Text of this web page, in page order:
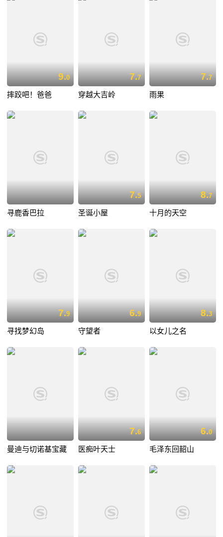
9.0
摔跤吧！爸爸
7.7
穿越大吉岭
7.7
雨果
寻鹿香巴拉
7.5
圣诞小屋
8.7
十月的天空
7.9
寻找梦幻岛
6.9
守望者
8.3
以女儿之名
曼迪与切诺基宝藏
7.6
医痴叶天士
6.0
毛泽东回韶山